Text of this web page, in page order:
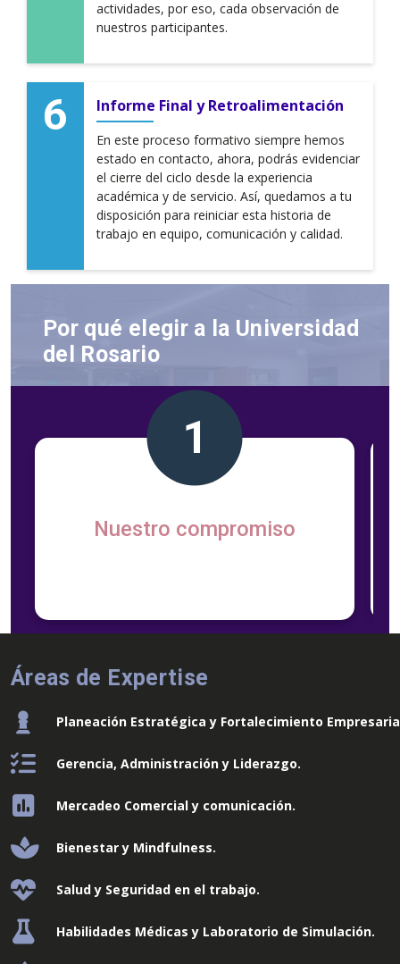
actividades, por eso, cada observación de
nuestros participantes.
Informe Final y Retroalimentación
En este proceso formativo siempre hemos
estado en contacto, ahora, podrás evidenciar
el cierre del ciclo desde la experiencia
académica y de servicio. Así, quedamos a tu
disposición para reiniciar esta historia de
trabajo en equipo, comunicación y calidad.
Por qué elegir a la Universidad
del Rosario
Nuestro compromiso
Áreas de Expertise
Planeación Estratégica y Fortalecimiento
Gerencia, Administración y Liderazgo.
Mercadeo Comercial y comunicación.
Bienestar y Mindfulness.
Salud y Seguridad en el trabajo.
Habilidades Médicas y Laboratorio de Simulación.